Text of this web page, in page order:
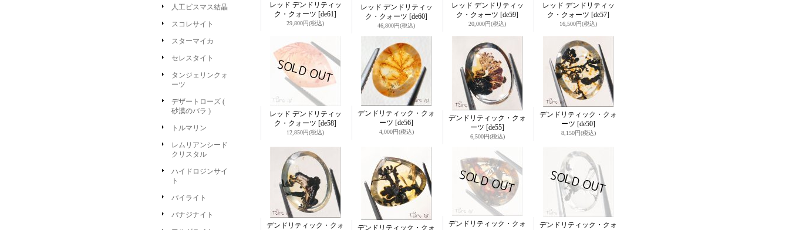
人工ビスマス結晶
スコレサイト
スターマイカ
セレスタイト
タンジェリンクォ
ーツ
デザートローズ (
砂漠のバラ )
トルマリン
レムリアンシード
クリスタル
ハイドロジンサイ
ト
パイライト
バナジナイト
レッド デンドリティッ
ク・クォーツ [de61]
29,800円(税込)
レッド デンドリティッ
ク・クォーツ [de60]
46,800円(税込)
レッド デンドリティッ
ク・クォーツ [de59]
20,000円(税込)
レッド デンドリティッ
ク・クォーツ [de57]
16,500円(税込)
レッド デンドリティッ
ク・クォーツ [de58]
12,850円(税込)
デンドリティック・クォ
ーツ [de56]
4,000円(税込)
デンドリティック・クォ
ーツ [de55]
6,500円(税込)
デンドリティック・クォ
ーツ [de50]
8,150円(税込)
デンドリティック・クォ
デンドリティック・クォ
デンドリティック・クォ
デンドリティック・クォ